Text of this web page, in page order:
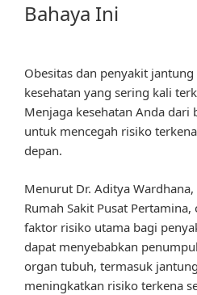
Bahaya Ini
Obesitas dan penyakit
kesehatan yang sering kali
Menjaga kesehatan Anda dari
untuk mencegah risiko
depan.
Menurut Dr. Aditya
Rumah Sakit Pusat
faktor risiko utama bagi
dapat menyebabkan
organ tubuh, termasuk
meningkatkan risiko terkena